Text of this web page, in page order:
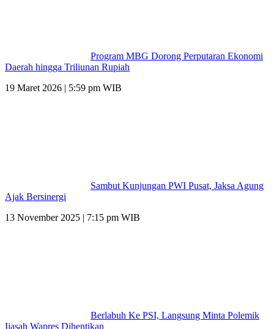
Program MBG Dorong Perputaran Ekonomi
Daerah hingga Triliunan Rupiah
19 Maret 2026 | 5:59 pm WIB
Sambut Kunjungan PWI Pusat, Jaksa Agung
Ajak Bersinergi
13 November 2025 | 7:15 pm WIB
Berlabuh Ke PSI, Langsung Minta Polemik
Ijasah Wapres Dihentikan